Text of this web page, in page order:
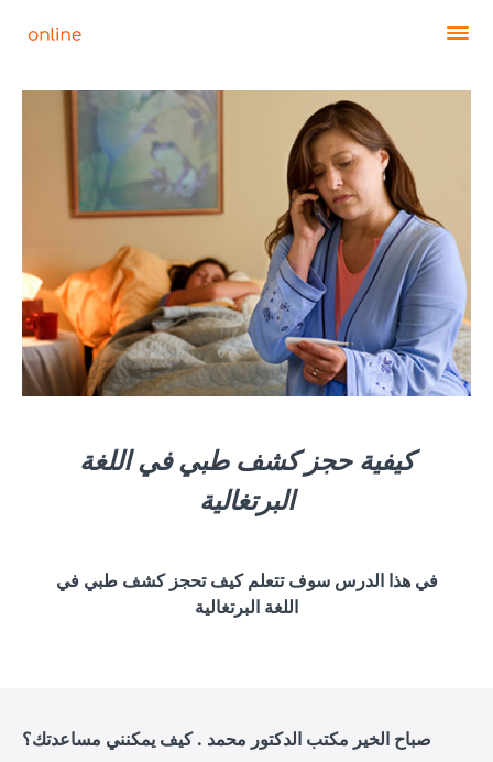
كيفية حجز كشف طبي في اللغة
البرتغالية
في هذا الدرس سوف تتعلم كيف تحجز كشف طبي في
اللغة البرتغالية
صباح الخير مكتب الدكتور محمد . كيف يمكنني مساعدتك؟